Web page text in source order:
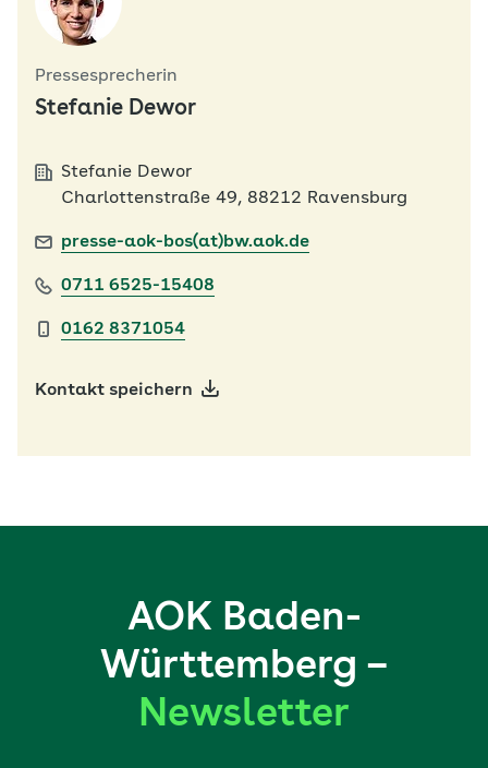
Pressesprecherin
Stefanie Dewor
Stefanie Dewor
Charlottenstraße 49, 88212 Ravensburg
presse-aok-bos(at)bw.aok.de
0711 6525-15408
0162 8371054
Kontakt speichern
AOK Baden-
Württemberg –
Newsletter